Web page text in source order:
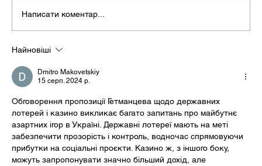
Написати коментар...
Найновіші
Dmitro Makovetskiy
15 серп. 2024 р.
Обговорення пропозиції Гетманцева щодо державних
лотерей і казино викликає багато запитань про майбутнє
азартних ігор в Україні. Державні лотереї мають на меті
забезпечити прозорість і контроль, водночас спрямовуючи
прибутки на соціальні проєкти. Казино ж, з іншого боку,
можуть запропонувати значно більший дохід, але